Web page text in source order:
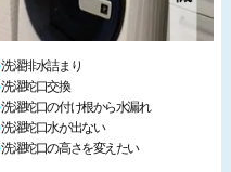
洗濯排水詰まり
洗濯蛇口交換
洗濯蛇口の付け根から水漏れ
洗濯蛇口水が出ない
洗濯蛇口の高さを変えたい